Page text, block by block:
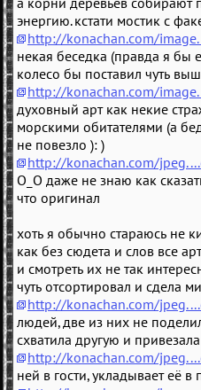
энергию. кстати мостик с
http://konachan.com/
некая беседка (правда я бы
колесо бы поставил чуть
http://konachan.com/
духовный арт как некие
морскими обитателями (а
не повезло ): )
http://konachan.com/
О_О даже не знаю как
что оригинал
хоть я обычно стараюсь не
как без сюдета и слов все
и смотреть их не так
чуть отсортировал и сдела
http://konachan.com/
людей, две из них не
схватила другую и
http://konachan.com/
ней в гости, укладывает её в